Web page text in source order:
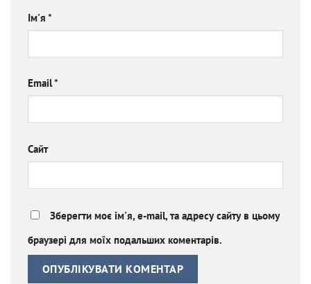
Ім'я *
Email*
Сайт
Зберегти моє ім'я, e-mail, та адресу сайту в цьому
браузері для моїх подальших коментарів.